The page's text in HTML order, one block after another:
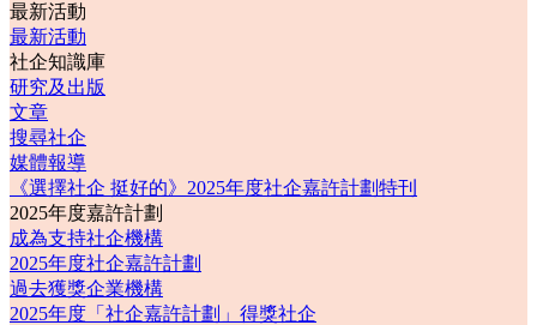
最新活動
最新活動
社企知識庫
研究及出版
文章
搜尋社企
媒體報導
《選擇社企 挺好的》2025年度社企嘉許計劃特刊
2025年度嘉許計劃
成為支持社企機構
2025年度社企嘉許計劃
過去獲獎企業機構
2025年度「社企嘉許計劃」得獎社企